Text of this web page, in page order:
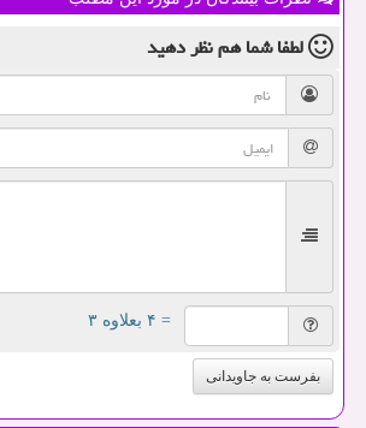
لطفا شما همنظر دهید
= ۴ بعلاوه ۳
بفرست به جاویدانی